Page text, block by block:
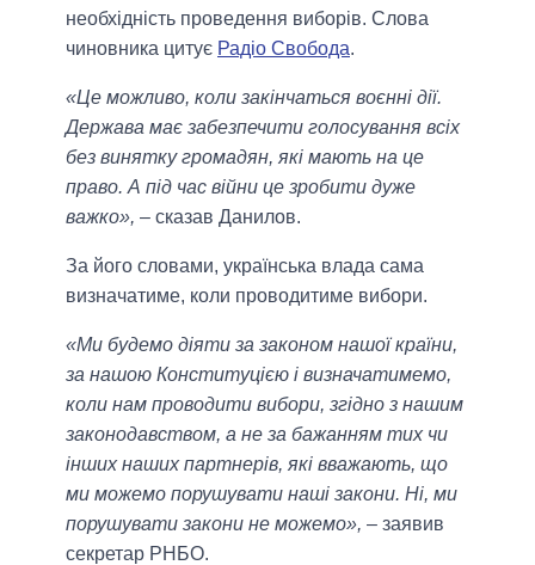
необхідність проведення виборів. Слова
чиновника цитує Радіо Свобода.
«Це можливо, коли закінчаться воєнні дії.
Держава має забезпечити голосування всіх
без винятку громадян, які мають на це
право. А під час війни це зробити дуже
важко», – сказав Данилов.
За його словами, українська влада сама
визначатиме, коли проводитиме вибори.
«Ми будемо діяти за законом нашої країни,
за нашою Конституцією і визначатимемо,
коли нам проводити вибори, згідно з нашим
законодавством, а не за бажанням тих чи
інших наших партнерів, які вважають, що
ми можемо порушувати наші закони. Ні, ми
порушувати закони не можемо», – заявив
секретар РНБО.